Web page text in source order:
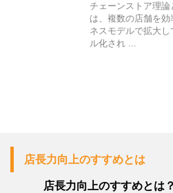
チェーンストア理論
は、複数の店舗を
ネスモデルで拡大
ル化され ...
店長力向上のすすめとは
店長力向上のすすめとは？